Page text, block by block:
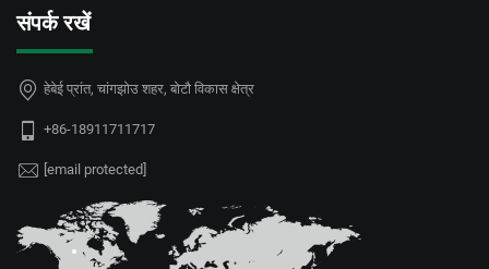
संपर्क रखें
हेबेई प्रांत, चांगझोउ शहर, बोटौ विकास क्षेत्र
+86-18911711717
[email protected]